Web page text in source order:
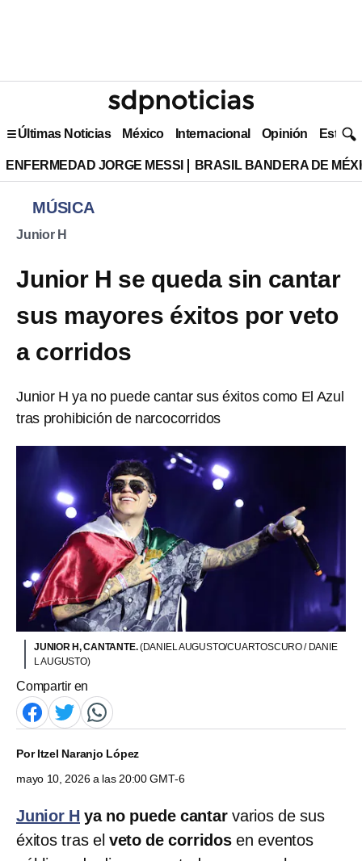
Últimas Noticias México Internacional Opinión Estilo
ENFERMEDAD JORGE MESSI BRASIL BANDERA DE
MÚSICA
Junior H
Junior H se queda sin cantar
sus mayores éxitos por veto
a corridos
Junior H ya no puede cantar sus éxitos como El Azul
tras prohibición de narcocorridos
JUNIOR H, CANTANTE.(DANIEL AUGUSTO/CUARTOSCURO / DANIE
L AUGUSTO)
Compartir en
PorItzel Naranjo López
mayo 10, 2026 a las 20:00 GMT-6
Junior H ya no puede cantarvarios de sus
éxitos tras el veto de corridosen eventos